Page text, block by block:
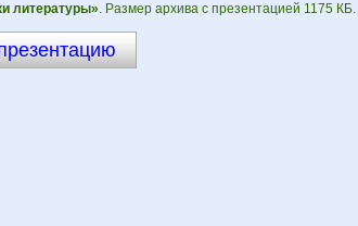
литературы». Размер архива с презентацией 1175 КБ.